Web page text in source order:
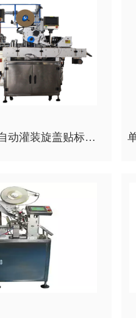
电子烟油全自动灌装旋盖贴标线全自动转盘式灌装充填伺服旋盖连卧滚贴